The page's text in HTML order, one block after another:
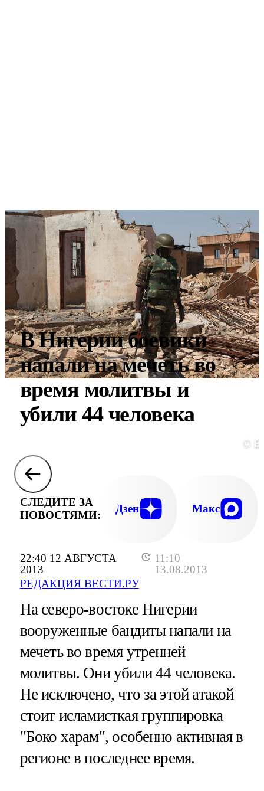
22:40 12 АВГУСТА
2013
11:10
13.08.2013
РЕДАКЦИЯ ВЕСТИ.РУ
В Нигерии боевики
напали на мечеть во
время молитвы и
убили 44 человека
©
СЛЕДИТЕ ЗА
НОВОСТЯМИ:
Дзен Макс
На северо-востоке Нигерии
вооруженные бандиты напали на
мечеть во время утренней
молитвы. Они убили 44 человека.
Не исключено, что за этой атакой
стоит исламисткая группировка
"Боко харам", особенно активная в
регионе в последнее время.